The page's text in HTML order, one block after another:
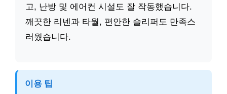
고, 난방 및 에어컨 시설도 잘 작동했습니다.
깨끗한 리넨과 타월, 편안한 슬리퍼도 만족스
러웠습니다.
이용 팁